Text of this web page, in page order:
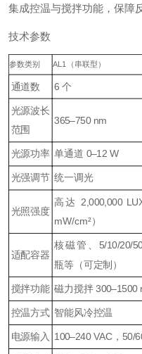
集成控温与搅拌功能，保障
技术参数
参数类别 AL1（串联型）
通道数 6 个
光源波长
范围
365–750 nm
光源功率 单通道 0–12 W
光强调节 统一调光
光照强度
高达 2,000,000
mW/cm²）
适配容器
核磁管、5/10/20/
瓶等（可定制）
搅拌功能 磁力搅拌 300–1500
控温方式 智能风冷控温
电源输入 100–240 VAC，50/